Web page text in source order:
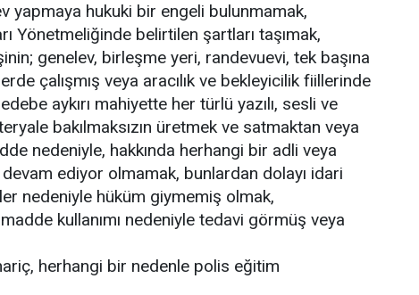
yapmaya hukuki bir engeli bulunmamak,
Yönetmeliğinde belirtilen şartları taşımak,
genelev, birleşme yeri, randevuevi, tek başına
çalışmış veya aracılık ve bekleyicilik fiillerinde
aykırı mahiyette her türlü yazılı, sesli ve
bakılmaksızın üretmek ve satmaktan veya
nedeniyle, hakkında herhangi bir adli veya
ediyor olmamak, bunlardan dolayı idari
nedeniyle hüküm giymemiş olmak,
kullanımı nedeniyle tedavi görmüş veya
herhangi bir nedenle polis eğitim